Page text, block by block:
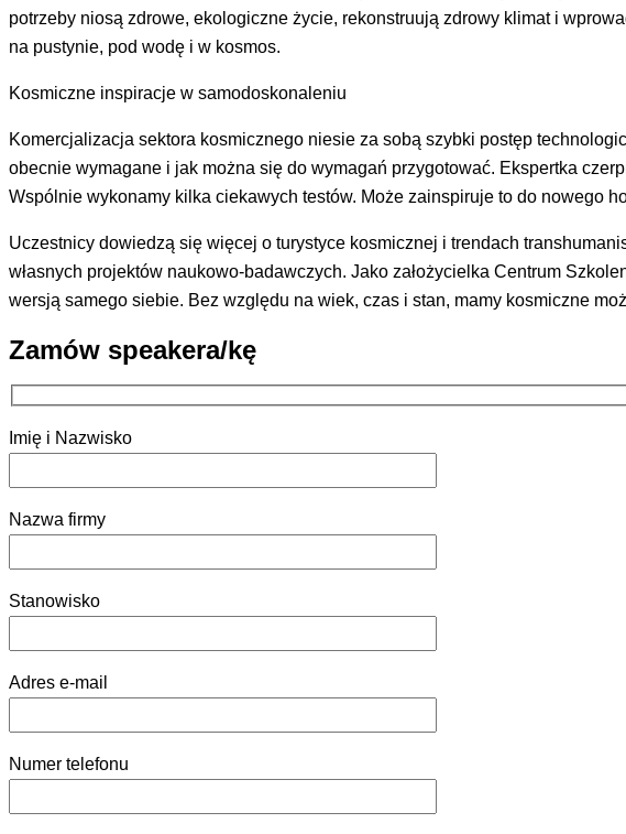
potrzeby niosą zdrowe, ekologiczne życie, rekonstruują zdrowy klimat i
na pustynie, pod wodę i w kosmos.
Kosmiczne inspiracje w samodoskonaleniu
Komercjalizacja sektora kosmicznego niesie za sobą szybki postęp
obecnie wymagane i jak można się do wymagań przygotować. Ekspertka
Wspólnie wykonamy kilka ciekawych testów. Może zainspiruje to do nowego
Uczestnicy dowiedzą się więcej o turystyce kosmicznej i trendach
własnych projektów naukowo-badawczych. Jako założycielka Centrum
wersją samego siebie. Bez względu na wiek, czas i stan, mamy kosmiczne
Zamów speakera/kę
Imię i Nazwisko
Nazwa firmy
Stanowisko
Adres e-mail
Numer telefonu